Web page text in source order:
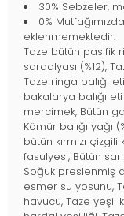
30% Sebzeler,
0%
eklenmemektedir.
Taze bütün pasifik
sardalyası (%12),
Taze ringa balığı
bakalarya balığı eti
mercimek, Bütün
Kömür balığı yağı
bütün kırmızı
fasulyesi, Bütün
Soğuk preslenmiş
esmer su yosunu,
havucu, Taze yeşil